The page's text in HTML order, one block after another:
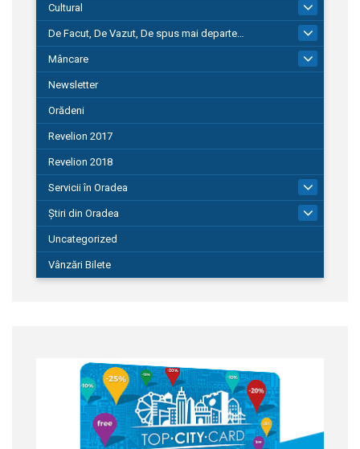
Cultural
De Facut, De Vazut, De spus mai departe…
580
Mâncare
Newsletter
Orădeni
Revelion 2017
Revelion 2018
Servicii în Oradea
Știri din Oradea
Uncategorized
Vânzări Bilete